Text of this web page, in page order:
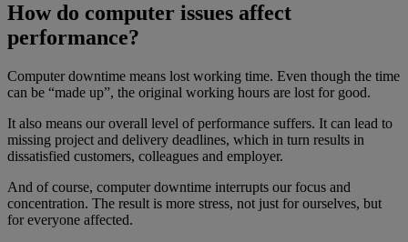
How do computer issues affect
performance?
Computer downtime means lost working time. Even though the time
can be “made up”, the original working hours are lost for good.
It also means our overall level of performance suffers. It can lead to
missing project and delivery deadlines, which in turn results in
dissatisfied customers, colleagues and employer.
And of course, computer downtime interrupts our focus and
concentration. The result is more stress, not just for ourselves, but
for everyone affected.